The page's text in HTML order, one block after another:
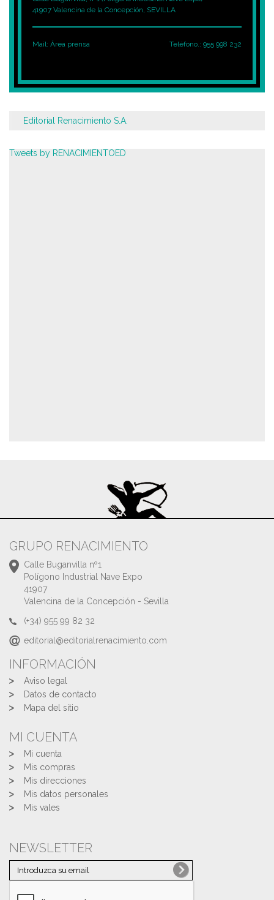
41907 Valencina de la Concepción, SEVILLA
Mail: Área prensa Teléfono.: 955 998 232
Editorial Renacimiento S.A.
Tweets by RENACIMIENTOED
GRUPO RENACIMIENTO
Calle Buganvilla nº1
Polígono Industrial Nave Expo
41907
Valencina de la Concepción - Sevilla
(+34) 955 99 82 32
editorial@editorialrenacimiento.com
INFORMACIÓN
Aviso legal
Datos de contacto
Mapa del sitio
MI CUENTA
Mi cuenta
Mis compras
Mis direcciones
Mis datos personales
Mis vales
NEWSLETTER